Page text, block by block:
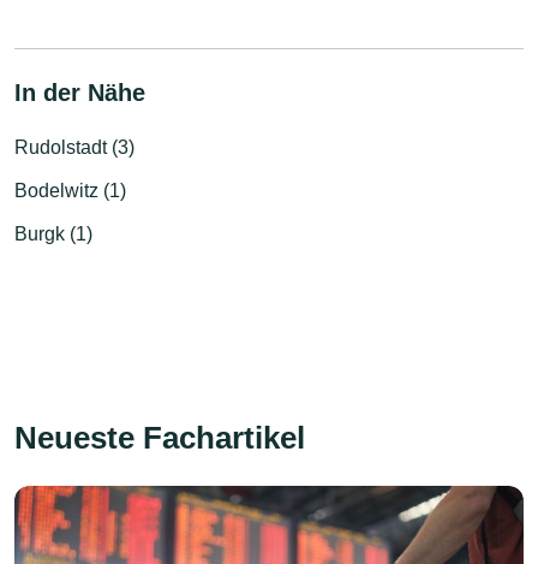
In der Nähe
Rudolstadt (3)
Bodelwitz (1)
Burgk (1)
Neueste Fachartikel